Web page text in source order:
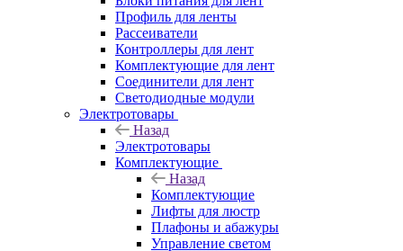
Профиль для ленты
Рассеиватели
Контроллеры для лент
Комплектующие для лент
Соединители для лент
Светодиодные модули
Электротовары
Назад
Электротовары
Комплектующие
Назад
Комплектующие
Лифты для люстр
Плафоны и абажуры
Управление светом